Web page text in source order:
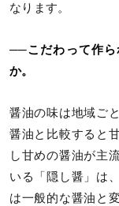
なります。
──こだわって作ら
か。
醤油の味は地域ご
醤油と比較すると
し甘めの醤油が主
いる「隠し醤」は
は一般的な醤油と